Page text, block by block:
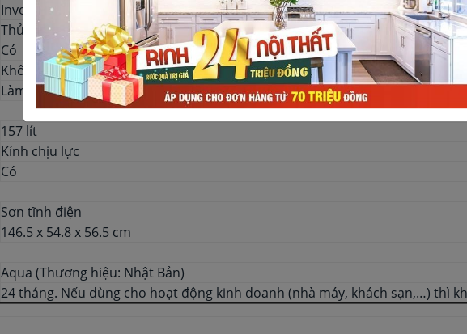
Inverter
Thủ công
Có
Không
Làm lạnh đa chiều
157 lít
Kính chịu lực
Có
Sơn tĩnh điện
146.5 x 54.8 x 56.5 cm
Aqua (Thương hiệu: Nhật Bản)
24 tháng. Nếu dùng cho hoạt động kinh doanh (nhà máy, khách sạn,…) thì